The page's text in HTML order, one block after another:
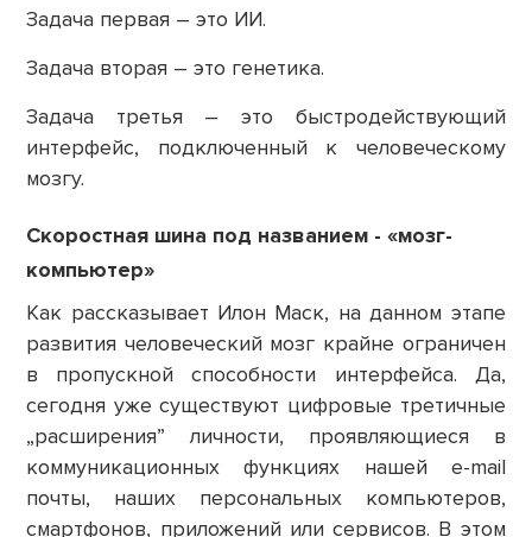
Задача первая – это ИИ.
Задача вторая – это генетика.
Задача третья – это быстродействующий
интерфейс, подключенный к человеческому
мозгу.
Скоростная шина под названием - «мозг-
компьютер»
Как рассказывает Илон Маск, на данном этапе
развития человеческий мозг крайне ограничен
в пропускной способности интерфейса. Да,
сегодня уже существуют цифровые третичные
„расширения” личности, проявляющиеся в
коммуникационных функциях нашей e-mail
почты, наших персональных компьютеров,
смартфонов, приложений или сервисов. В этом